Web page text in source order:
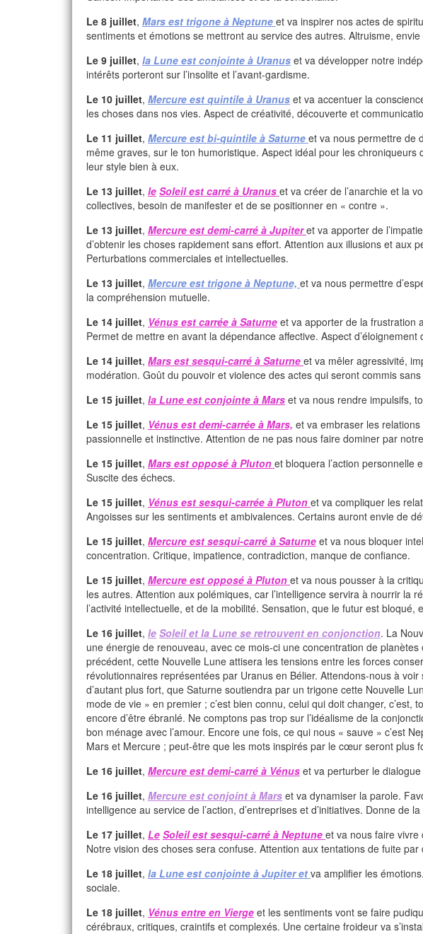
Le 8 juillet, Mars est trigone à Neptune et va inspirer nos actes de
sentiments et émotions se mettront au service des autres. Altruisme, envie
Le 9 juillet, la Lune est conjointe à Uranus et va développer notre
intérêts porteront sur l’insolite et l’avant-gardisme.
Le 10 juillet, Mercure est quintile à Uranus et va accentuer la
les choses dans nos vies. Aspect de créativité, découverte et
Le 11 juillet, Mercure est bi-quintile à Saturne et va nous permettre de
même graves, sur le ton humoristique. Aspect idéal pour les
leur style bien à eux.
Le 13 juillet, le Soleil est carré à Uranus et va créer de l’anarchie et la
collectives, besoin de manifester et de se positionner en « contre ».
Le 13 juillet, Mercure est demi-carré à Jupiteret va apporter de
d’obtenir les choses rapidement sans effort. Attention aux illusions et
Perturbations commerciales et intellectuelles.
Le 13 juillet, Mercure est trigone à Neptune, et va nous permettre
la compréhension mutuelle.
Le 14 juillet, Vénus est carrée à Saturne et va apporter de la frustration
Permet de mettre en avant la dépendance affective. Aspect d’éloignement
Le 14 juillet, Mars est sesqui-carré à Saturne et va mêler agressivité,
modération. Goût du pouvoir et violence des actes qui seront commis
Le 15 juillet, la Lune est conjointe à Mars et va nous rendre impulsifs,
Le 15 juillet, Vénus est demi-carrée à Mars, et va embraser les
passionnelle et instinctive. Attention de ne pas nous faire dominer par
Le 15 juillet, Mars est opposé à Pluton et bloquera l’action personnelle
Suscite des échecs.
Le 15 juillet, Vénus est sesqui-carrée à Pluton et va compliquer les
Angoisses sur les sentiments et ambivalences. Certains auront envie de
Le 15 juillet, Mercure est sesqui-carré à Saturne et va nous bloquer
concentration. Critique, impatience, contradiction, manque de confiance.
Le 15 juillet, Mercure est opposé à Pluton et va nous pousser à la
les autres. Attention aux polémiques, car l’intelligence servira à nourrir la
l’activité intellectuelle, et de la mobilité. Sensation, que le futur est
Le 16 juillet, le Soleil et la Lune se retrouvent en conjonction. La
une énergie de renouveau, avec ce mois-ci une concentration de
précédent, cette Nouvelle Lune attisera les tensions entre les forces
révolutionnaires représentées par Uranus en Bélier. Attendons-nous à
d’autant plus fort, que Saturne soutiendra par un trigone cette Nouvelle
mode de vie » en premier ; c’est bien connu, celui qui doit changer,
encore d’être ébranlé. Ne comptons pas trop sur l’idéalisme de la
bon ménage avec l’amour. Encore une fois, ce qui nous « sauve » c’est
Mars et Mercure ; peut-être que les mots inspirés par le cœur seront plus
Le 16 juillet, Mercure est demi-carré à Vénus et va perturber le
Le 16 juillet, Mercure est conjoint à Mars et va dynamiser la parole.
intelligence au service de l’action, d’entreprises et d’initiatives. Donne de
Le 17 juillet, Le Soleil est sesqui-carré à Neptune et va nous faire vivre
Notre vision des choses sera confuse. Attention aux tentations de fuite par
Le 18 juillet, la Lune est conjointe à Jupiteret va amplifier les
sociale.
Le 18 juillet, Vénus entre en Vierge et les sentiments vont se faire
cérébraux, critiques, craintifs et complexés. Une certaine froideur va